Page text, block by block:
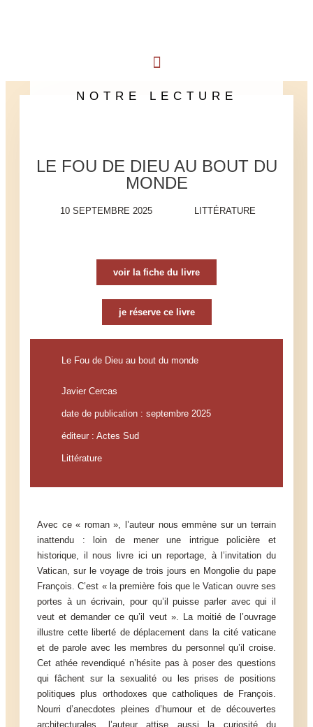
NOTRE LECTURE
LE FOU DE DIEU AU BOUT DU
MONDE
10 SEPTEMBRE 2025 LITTÉRATURE
voir la fiche du livre
je réserve ce livre
Le Fou de Dieu au bout du monde
Javier Cercas
date de publication : septembre 2025
éditeur : Actes Sud
Littérature
Avec ce « roman », l’auteur nous emmène sur un terrain
inattendu : loin de mener une intrigue policière et
historique, il nous livre ici un reportage, à l’invitation du
Vatican, sur le voyage de trois jours en Mongolie du pape
François. C’est « la première fois que le Vatican ouvre ses
portes à un écrivain, pour qu’il puisse parler avec qui il
veut et demander ce qu’il veut ». La moitié de l’ouvrage
illustre cette liberté de déplacement dans la cité vaticane
et de parole avec les membres du personnel qu’il croise.
Cet athée revendiqué n’hésite pas à poser des questions
qui fâchent sur la sexualité ou les prises de positions
politiques plus orthodoxes que catholiques de François.
Nourri d’anecdotes pleines d’humour et de découvertes
architecturales, l’auteur attise aussi la curiosité du